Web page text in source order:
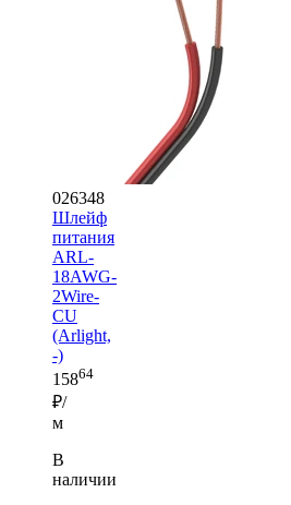
026348
Шлейф
питания
ARL-
18AWG-
2Wire-
CU
(Arlight,
-)
15864
₽/
м
В
наличии